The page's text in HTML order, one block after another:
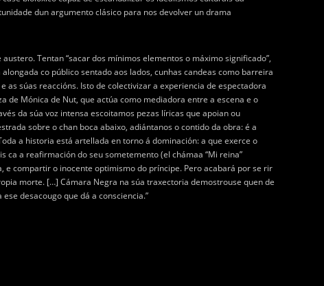
dun argumento clásico para nos devolver un drama
Tentan “sacar dos mínimos elementos o máximo significado”,
co público sentado aos lados, cunhas candeas como barreira
súas reaccións. Isto de colectivizar a experiencia de espectadora
de Mónica de Nut, que actúa como mediadora entre a escena e o
da súa voz intensa escoitamos pezas líricas que apoian ou
sobre o chan boca abaixo, adiántanos o contido da obra: é a
a historia está artellada en torno á dominación: a que exerce o
a reafirmación do seu sometemento (el chámaa “Mi reina”
e compartir o inocente optimismo do príncipe. Pero acabará por se rir
morte. […] Cámara Negra na súa traxectoria demostrouse quen de
desacougo que dá a consciencia.”